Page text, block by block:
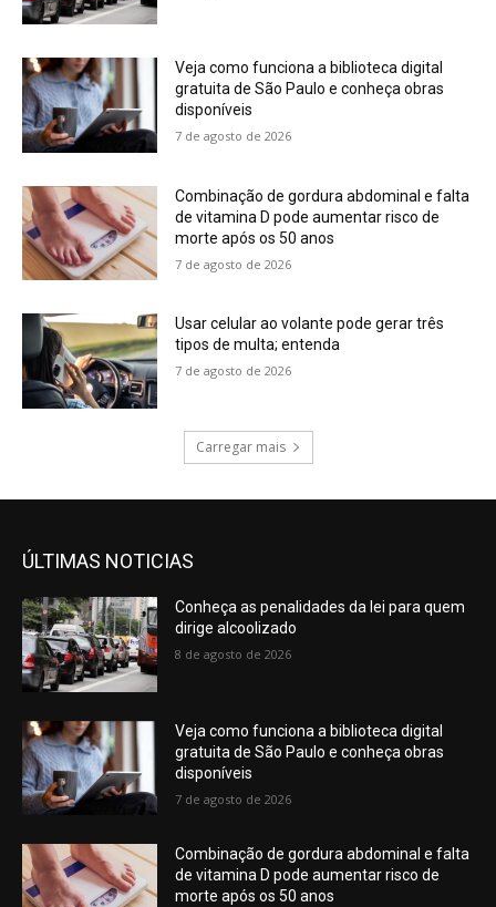
Veja como funciona a biblioteca digital
gratuita de São Paulo e conheça obras
disponíveis
7 de agosto de 2026
Combinação de gordura abdominal e falta
de vitamina D pode aumentar risco de
morte após os 50 anos
7 de agosto de 2026
Usar celular ao volante pode gerar três
tipos de multa; entenda
7 de agosto de 2026
Carregar mais
ÚLTIMAS NOTICIAS
Conheça as penalidades da lei para quem
dirige alcoolizado
8 de agosto de 2026
Veja como funciona a biblioteca digital
gratuita de São Paulo e conheça obras
disponíveis
7 de agosto de 2026
Combinação de gordura abdominal e falta
de vitamina D pode aumentar risco de
morte após os 50 anos